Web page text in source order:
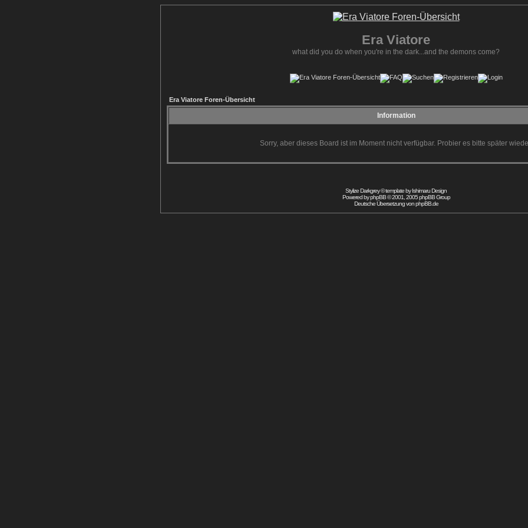
Era Viatore
what did you do when you're in the dark...and the demons come?
Era Viatore Foren-Übersicht
Information
Sorry, aber dieses Board ist im Moment nicht verfügbar. Probier es bitte später
Stylize Darkgrey © template byIshimaru Design
Powered byphpBB© 2001, 2005 phpBB Group
Deutsche Übersetzung vonphpBB.de